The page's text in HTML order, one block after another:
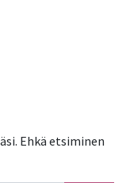
Ehkä etsiminen